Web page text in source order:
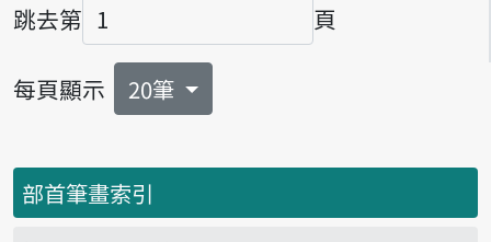
跳去第
頁碼
頁
每頁顯示 20筆
部首筆畫索引